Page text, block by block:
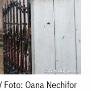
Oana Nechifor